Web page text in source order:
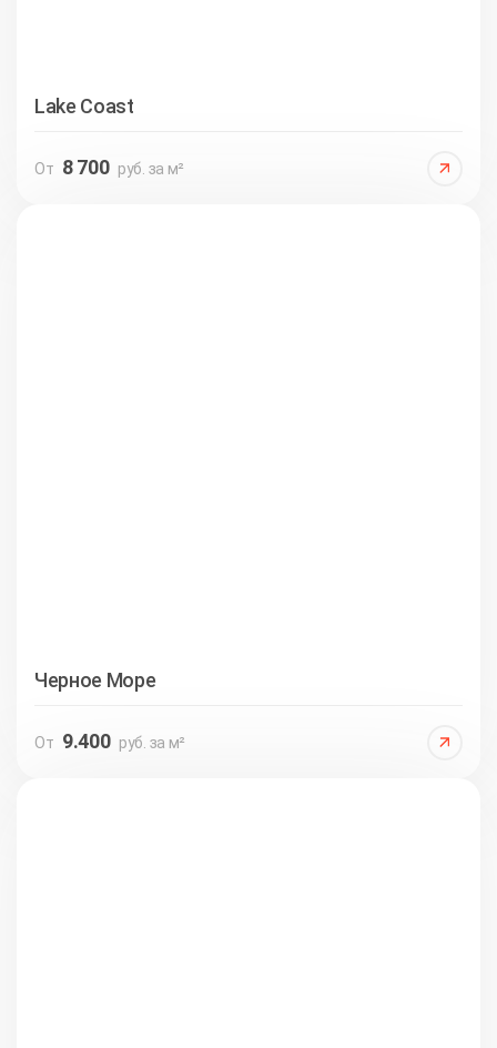
Lake Coast
От 8 700 руб. за м²
Черное Море
От 9.400 руб. за м²